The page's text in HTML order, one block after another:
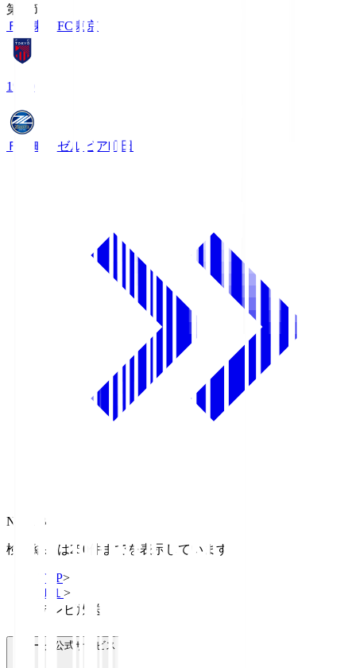
第1節
ＦＣ東京 FC東京
19:00
ＦＣ町田ゼルビア町田
NHK BS
検索結果は250件までを表示しています
TOP>
Ｊ１ >
テレビ放送
Ｊリーグ公式サービス